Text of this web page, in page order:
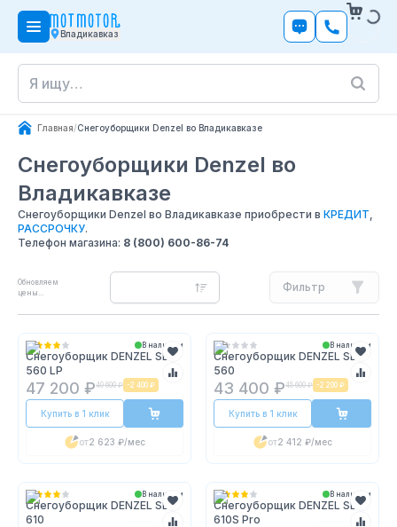
Владикавказ
Главная/Снегоуборщики Denzel во Владикавказе
Снегоуборщики Denzel во
Владикавказе
Снегоуборщики Denzel во Владикавказе приобрести в КРЕДИТ,
РАССРОЧКУ.
Телефон магазина: 8 (800) 600-86-74
Обновляем
цены...
Фильтр
В наличии
Снегоуборщик DENZEL SB
560 LP
47 200 ₽49 600 ₽ -2 400 ₽
Купить в 1 клик
от2 623 ₽/мес
В наличии
Снегоуборщик DENZEL SB
560
43 400 ₽45 600 ₽ -2 200 ₽
Купить в 1 клик
от2 412 ₽/мес
В наличии
Снегоуборщик DENZEL SBM
610
В наличии
Снегоуборщик DENZEL SBM
610S Pro